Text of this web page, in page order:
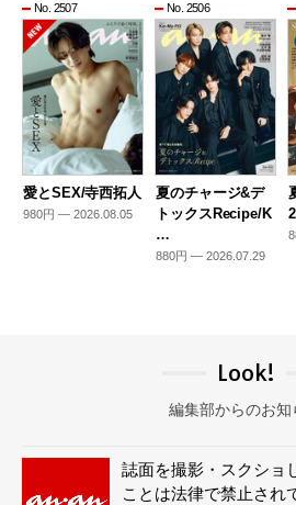
No. 2507
愛とSEX/寺西拓人
980円 — 2026.08.05
No. 2506
夏のチャージ&デ
トックスRecipe/K
…
880円 — 2026.07.29
Look!
編集部からのお知
誌面を撮影・スクショ
ことは法律で禁止され